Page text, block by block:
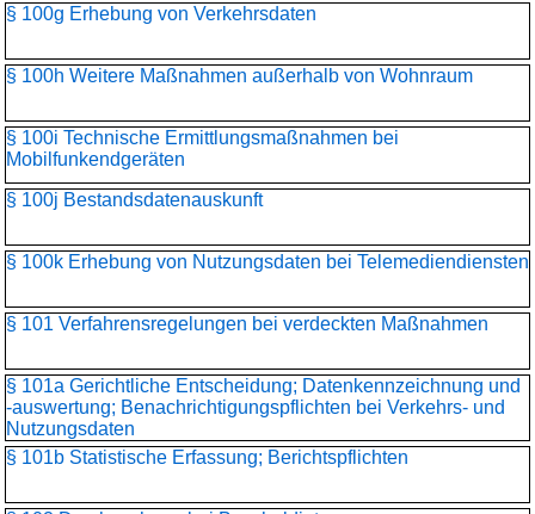
§ 100g Erhebung von Verkehrsdaten
§ 100h Weitere Maßnahmen außerhalb von Wohnraum
§ 100i Technische Ermittlungsmaßnahmen bei
Mobilfunkendgeräten
§ 100j Bestandsdatenauskunft
§ 100k Erhebung von Nutzungsdaten bei Telemediendiensten
§ 101 Verfahrensregelungen bei verdeckten Maßnahmen
§ 101a Gerichtliche Entscheidung; Datenkennzeichnung und
-auswertung; Benachrichtigungspflichten bei Verkehrs- und
Nutzungsdaten
§ 101b Statistische Erfassung; Berichtspflichten